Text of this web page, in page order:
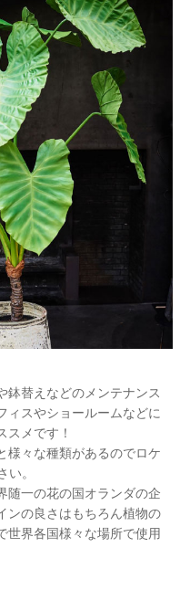
鉢替えなどのメンテナンス
ィスやショールームなどに
スメです！
様々な種類があるのでロケ
い。
随一の花の国オランダの企
ンの良さはもちろん植物の
世界各国様々な場所で使用